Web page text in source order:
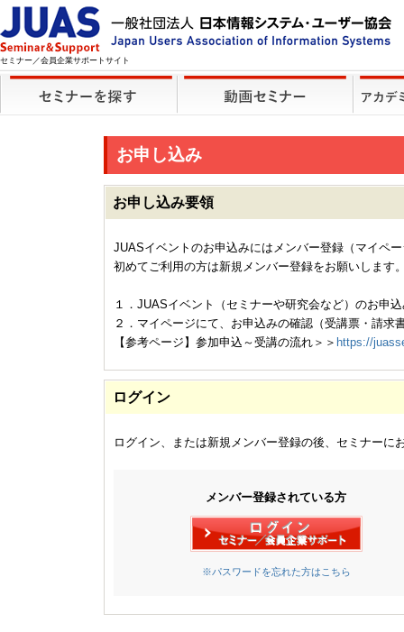
セミナー／会員企業サポートサイト
お申し込み
お申し込み要領
JUASイベントのお申込みにはメンバー登録（マイペ
初めてご利用の方は新規メンバー登録をお願いします
１．JUASイベント（セミナーや研究会など）のお申
２．マイページにて、お申込みの確認（受講票・請求
【参考ページ】参加申込～受講の流れ＞＞ https://
ログイン
ログイン、または新規メンバー登録の後、セミナーに
メンバー登録されている方
※パスワードを忘れた方はこちら